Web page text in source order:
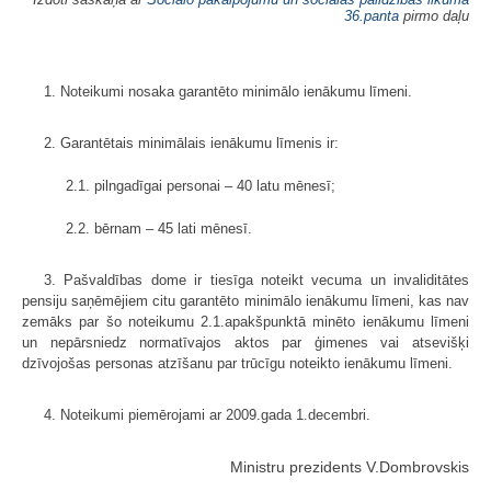
36.panta pirmo daļu
1. Noteikumi nosaka garantēto minimālo ienākumu līmeni.
2. Garantētais minimālais ienākumu līmenis ir:
2.1. pilngadīgai personai – 40 latu mēnesī;
2.2. bērnam – 45 lati mēnesī.
3. Pašvaldības dome ir tiesīga noteikt vecuma un invaliditātes
pensiju saņēmējiem citu garantēto minimālo ienākumu līmeni, kas nav
zemāks par šo noteikumu 2.1.apakšpunktā minēto ienākumu līmeni
un nepārsniedz normatīvajos aktos par ģimenes vai atsevišķi
dzīvojošas personas atzīšanu par trūcīgu noteikto ienākumu līmeni.
4. Noteikumi piemērojami ar 2009.gada 1.decembri.
Ministru prezidents V.Dombrovskis